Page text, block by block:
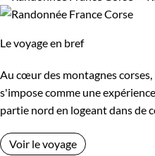
Le voyage en bref
Au cœur des montagnes
s'impose comme une
partie nord en logeant dans de
Voir le voyage